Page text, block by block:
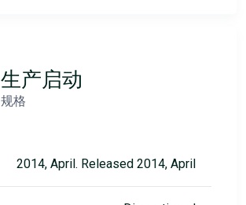
生产启动
规格
2014, April. Released 2014, April